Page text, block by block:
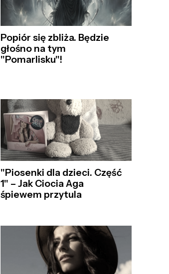
Popiór się zbliża. Będzie
głośno na tym
"Pomarlisku"!
"Piosenki dla dzieci. Część
1" – Jak Ciocia Aga
śpiewem przytula